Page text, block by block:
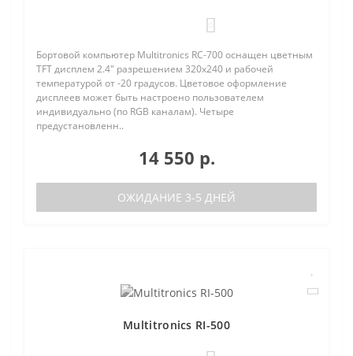
Бортовой компьютер Multitronics RC-700 оснащен цветным
TFT дисплем 2.4" разрешением 320х240 и рабочей
температурой от -20 градусов. Цветовое оформление
дисплеев может быть настроено пользователем
индивидуально (по RGB каналам). Четыре
предустановленн..
14 550 р.
ОЖИДАНИЕ 3-5 ДНЕЙ
Multitronics RI-500